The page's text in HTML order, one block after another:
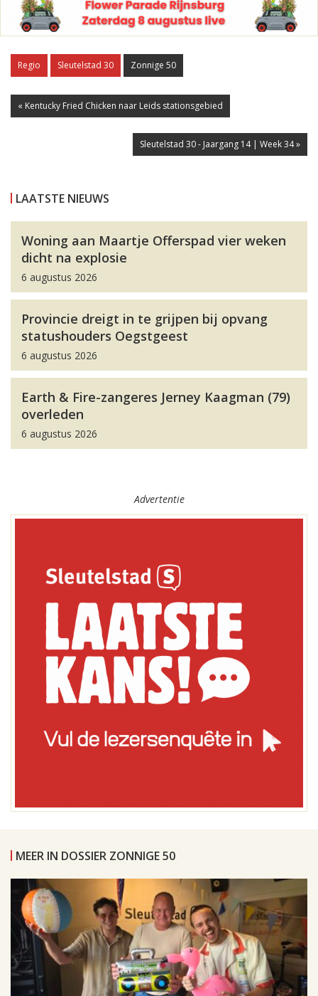
Regio Sleutelstad 30 Zonnige 50
« Kentucky Fried Chicken naar Leids stationsgebied
Sleutelstad 30 - Jaargang 14 | Week 34 »
LAATSTE NIEUWS
Woning aan Maartje Offerspad vier weken
dicht na explosie
6 augustus 2026
Provincie dreigt in te grijpen bij opvang
statushouders Oegstgeest
6 augustus 2026
Earth & Fire-zangeres Jerney Kaagman (79)
overleden
6 augustus 2026
Advertentie
MEER IN DOSSIER ZONNIGE 50